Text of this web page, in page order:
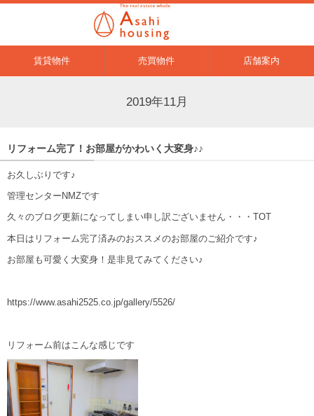
賃貸物件 売買物件 店舗案内
2019年11月
リフォーム完了！お部屋がかわいく大変身♪♪
お久しぶりです♪
管理センターNMZです
久々のブログ更新になってしまい申し訳ございません・・・TOT
本日はリフォーム完了済みのおススメのお部屋のご紹介です♪
お部屋も可愛く大変身！是非見てみてください♪
https://www.asahi2525.co.jp/gallery/5526/
リフォーム前はこんな感じです